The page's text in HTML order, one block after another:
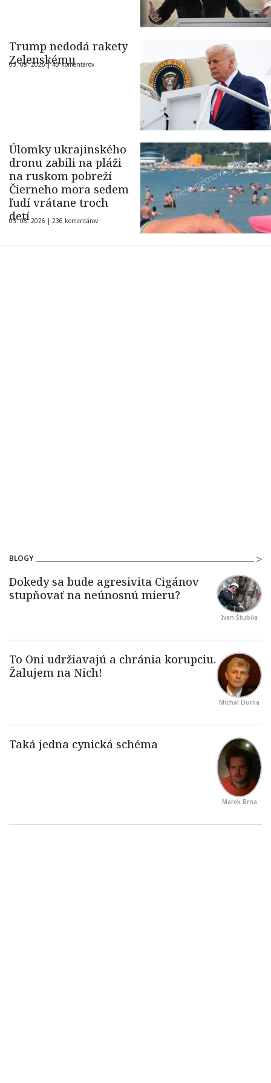
Trump nedodá rakety
Zelenskému
03. 08. 2026 |45 komentárov
Úlomky ukrajinského
dronu zabili na pláži
na ruskom pobreží
Čierneho mora sedem
ľudí vrátane troch
detí
03. 08. 2026 | 236 komentárov
BLOGY
Ivan Štubňa
Michal Durila
Marek Brna